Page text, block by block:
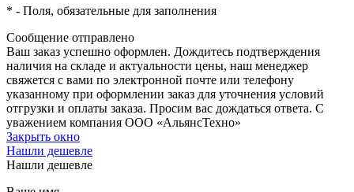
* - Поля, обязательные для заполнения
Сообщение отправлено
Ваш заказ успешно оформлен. Дождитесь подтверждения
наличия на складе и актуальности цены, наш менеджер
свяжется с вами по электронной почте или телефону
указанному при оформлении заказ для уточнения условий
отгрузки и оплаты заказа. Просим вас дождаться ответа. С
уважением компания ООО «АльянсТехно»
Закрыть окно
Нашли дешевле
Нашли дешевле